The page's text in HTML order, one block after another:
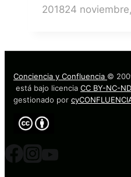
201824
Conciencia y Confluencia ©
está bajo licencia CC BY-NC-
gestionado por